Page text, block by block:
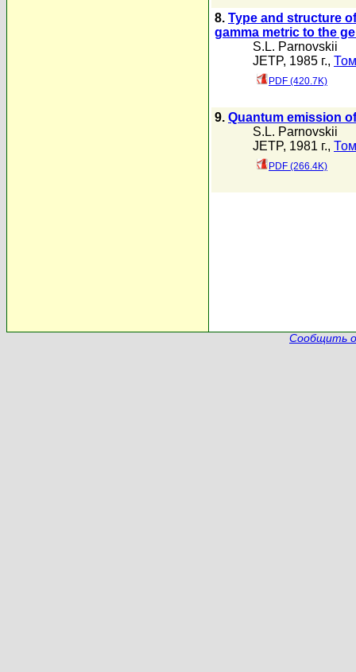
8. Type and structure
gamma metric to the
S.L. Parnovskii
JETP, 1985 г.,
PDF (420.7K)
9. Quantum emission
S.L. Parnovskii
JETP, 1981 г.,
PDF (266.4K)
Сообщить о